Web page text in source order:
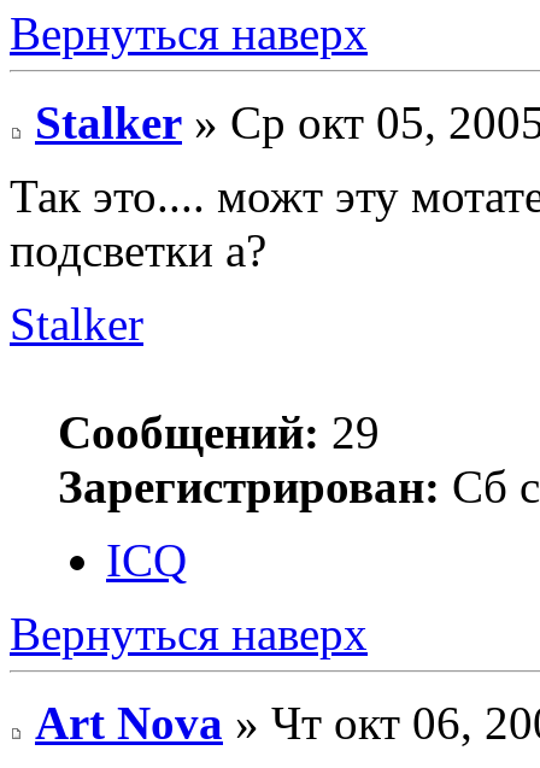
Вернуться наверх
Stalker » Ср окт 05,
Так это.... можт эту
подсветки а?
Stalker
Сообщений: 29
Зарегистрирован: Сб
ICQ
Вернуться наверх
Art Nova » Чт окт 06,